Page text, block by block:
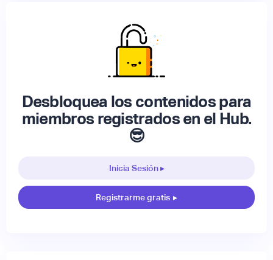
Desbloquea los contenidos para
miembros registrados en el Hub.
😎
Inicia Sesión ▸
Registrarme gratis ▸